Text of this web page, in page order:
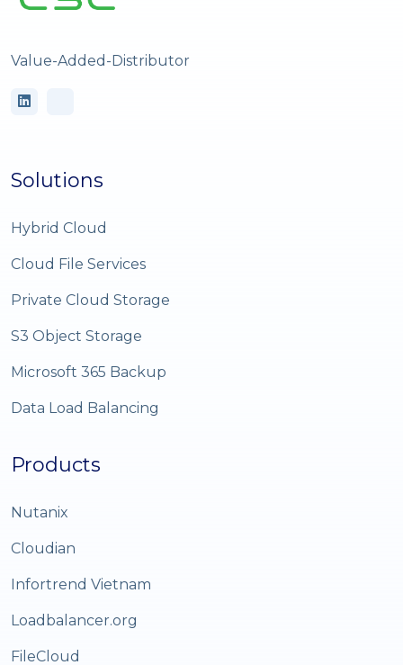
Value-Added-Distributor
Solutions
Hybrid Cloud
Cloud File Services
Private Cloud Storage
S3 Object Storage
Microsoft 365 Backup
Data Load Balancing
Products
Nutanix
Cloudian
Infortrend Vietnam
Loadbalancer.org
FileCloud